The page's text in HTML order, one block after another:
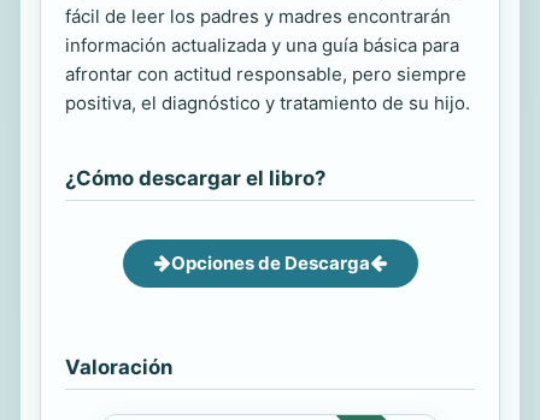
fácil de leer los padres y madres encontrarán
información actualizada y una guía básica para
afrontar con actitud responsable, pero siempre
positiva, el diagnóstico y tratamiento de su hijo.
¿Cómo descargar el libro?
Opciones de Descarga
Valoración